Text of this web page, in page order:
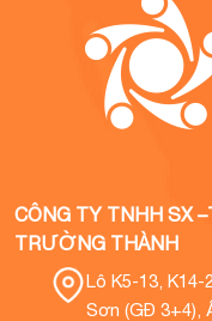
CÔNG TY TNHH SX
TRƯỜNG THÀNH
Lô K5-13,
Sơn (GĐ 3+4),